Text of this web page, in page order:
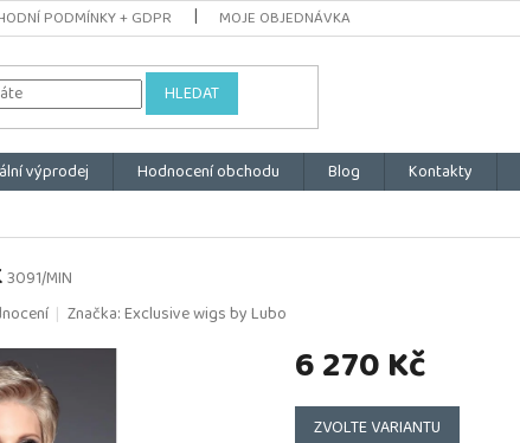
PODMÍNKY + GDPR MOJE OBJEDNÁVKA
HLEDAT
výprodej Hodnocení obchodu Blog Kontakty
3091/MIN
Značka:Exclusive wigs by Lubo
6 270 Kč
Měrná
cena:
ZVOLTE VARIANTU